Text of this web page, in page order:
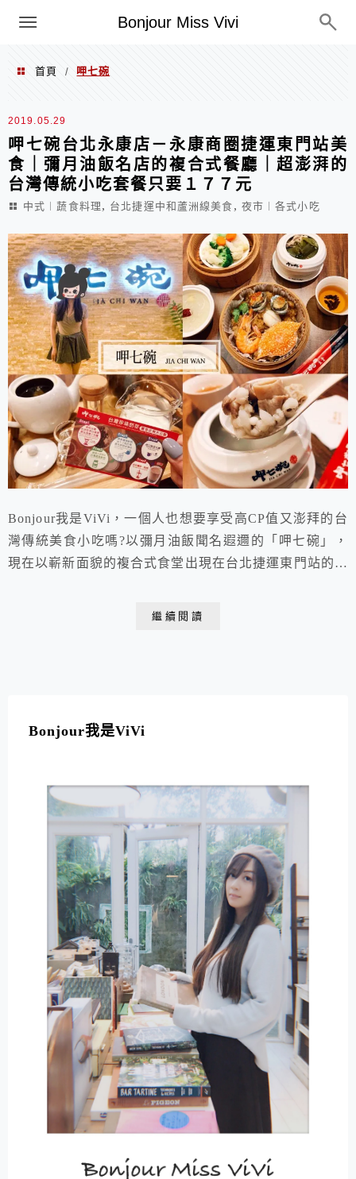
Bonjour Miss Vivi
選單
首頁 / 呷七碗
呷七碗
2019.05.29
呷七碗台北永康店－永康商圈捷運東門站美
食｜彌月油飯名店的複合式餐廳｜超澎湃的
台灣傳統小吃套餐只要１７７元
中式︱蔬食料理 , 台北捷運中和蘆洲線美食 , 夜市︱各式小吃
Bonjour我是ViVi，一個人也想要享受高CP值又澎拜的台
灣傳統美食小吃嗎?以彌月油飯聞名遐邇的「呷七碗」，
現在以嶄新面貌的複合式食堂出現在台北捷運東門站的永
繼續閱讀
Bonjour我是ViVi